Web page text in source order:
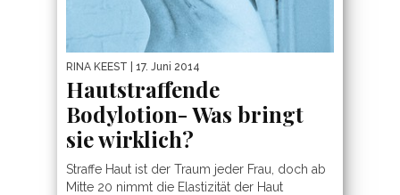
RINA KEEST | 17. Juni 2014
Hautstraffende
Bodylotion- Was bringt
sie wirklich?
Straffe Haut ist der Traum jeder Frau, doch ab
Mitte 20 nimmt die Elastizität der Haut